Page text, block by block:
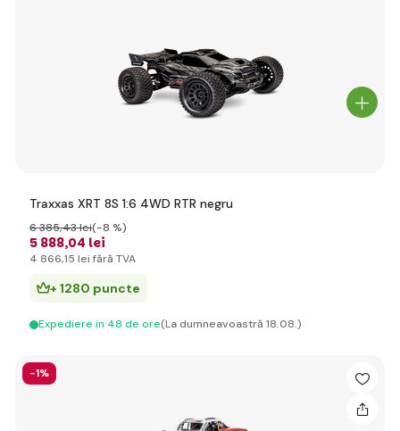
Traxxas XRT 8S 1:6 4WD RTR negru
5 888,04 lei
6 385,43 lei(-8 %)
4 866,15 lei fără TVA
+ 1280 puncte
Expediere in 48 de ore(La dumneavoastră 18.08.)
-1%